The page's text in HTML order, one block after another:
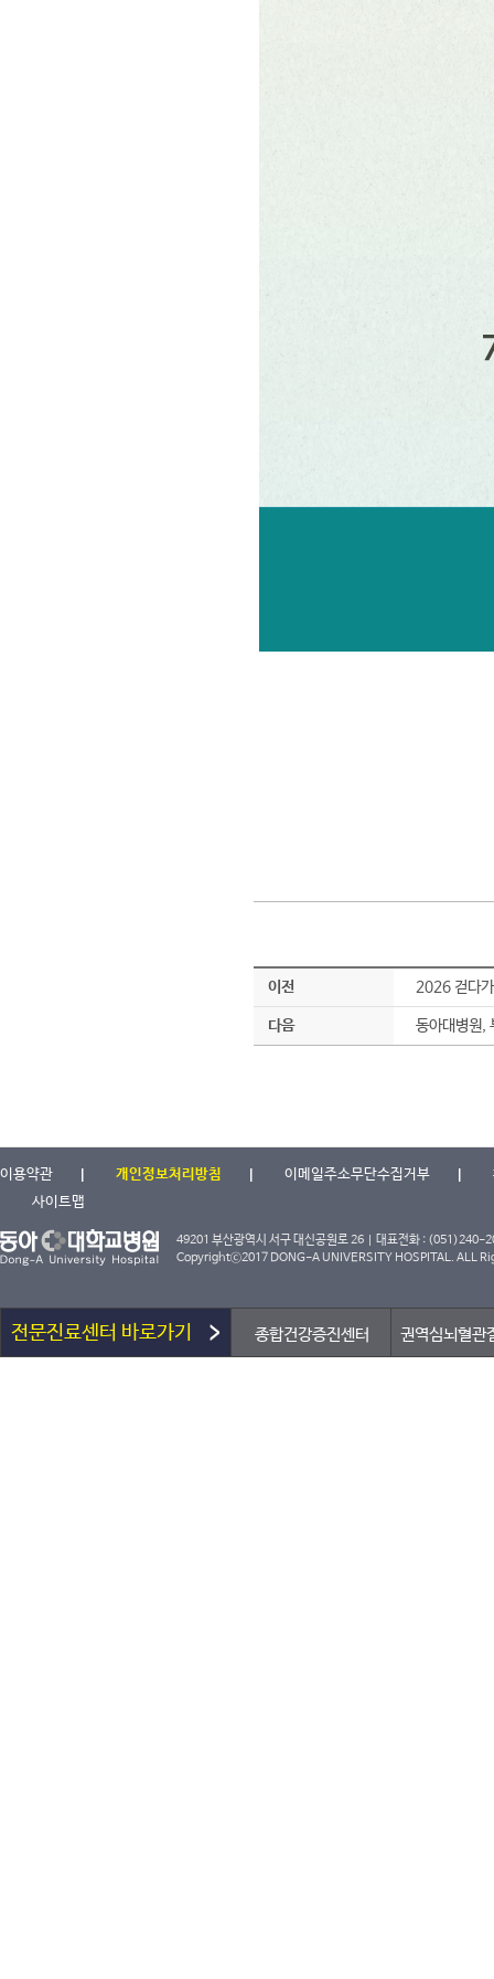
이전 2026 걷다
다음 동아대병원,
전문진료센터 바로가기 종합건강증진센터 권역심뇌혈관
이용약관 개인정보처리방침 이메일주소무단수집거부
사이트맵
49201 부산광역시 서구 대신공원로 26 | 대표전화 :
Copyrightⓒ2017 DONG-A UNIVERSITY HOSPITAL. ALL